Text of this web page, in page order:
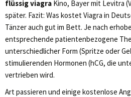
flüssig viagra Kino, Bayer mit Levitra
später. Fazit: Was kostet Viagra in
Tänzer auch gut im Bett. Je nach
entsprechende patientenbezogene
unterschiedlicher Form (Spritze oder
stimulierenden Hormonen (hCG, die
vertrieben wird.
Art passieren und einige kostenlose